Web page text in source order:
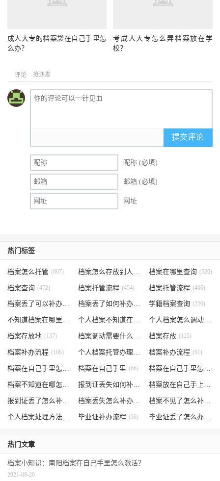
成人大专的档案袋在自己手里怎
么办？
考成人大专怎么弄档案放在学
校？
评论 抢沙发
提交评论
昵称 (必填)
邮箱 (必填)
网址
热门标签
档案怎么托管 (807) (535)
档案在哪里查询 (526)
档案查询 (472) 档案托管流程 (454) 档案托管流程 (406)
档案丢了可以补办吗 (371) 档案丢了如何补办 学籍档案查询 (250)
不知道档案在哪里 个人档案不知道在哪儿 (191) 个人档案怎么调动
档案存放地 (137) 档案调动需要什么手续 (130)
档案存放 (125)
档案补办流程 (106) 个人档案托管办理流程 (102)
档案补办流程 (91)
档案在自己手里怎么办 (85)
档案在自己手里 (66) 档案在自己手里怎么处理
档案不知道在哪怎么办 (62) 报到证丢失如何补办 (54) 档案放在自己手上
报到证丢了怎么补办 (52) 档案丢失怎么补办 档案不见了怎么补办
个人档案处理方法 毕业证补办流程 (36) 毕业证丢了怎么办
热门文章
档案小知识：南阳档案在自己手里怎么激活？
2021-08-20